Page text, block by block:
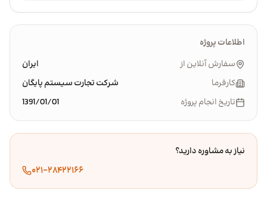
اطلاعات پروژه
سفارش آنلاین از
ایران
کارفرما
شرکت تجارت سیستم پایگان
تاریخ انجام پروژه
1391/01/01
نیاز به مشاوره دارید؟
۰۲۱-۲۸۴۲۲۱۶۶